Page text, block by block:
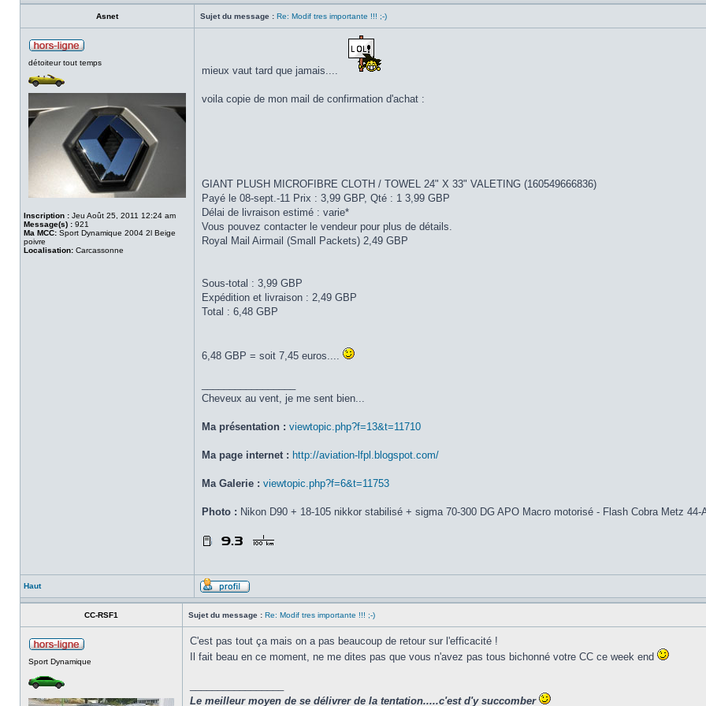
Asnet Sujet du message : Re: Modif tres importante !!! ;-)
détoiteur tout temps
Inscription : Jeu Août 25, 2011 12:24 am
Message(s) : 921
Ma MCC: Sport Dynamique 2004 2l Beige
poivre
Localisation: Carcassonne
mieux vaut tard que jamais....
voila copie de mon mail de confirmation d'achat :
GIANT PLUSH MICROFIBRE CLOTH / TOWEL 24" X 33" VALETING (160549666836)
Payé le 08-sept.-11 Prix : 3,99 GBP, Qté : 1 3,99 GBP
Délai de livraison estimé : varie*
Vous pouvez contacter le vendeur pour plus de détails.
Royal Mail Airmail (Small Packets) 2,49 GBP
Sous-total : 3,99 GBP
Expédition et livraison : 2,49 GBP
Total : 6,48 GBP
6,48 GBP = soit 7,45 euros....
Cheveux au vent, je me sent bien...
Ma présentation : viewtopic.php?f=13&t=11710
Ma page internet : http://aviation-lfpl.blogspot.com/
Ma Galerie : viewtopic.php?f=6&t=11753
Photo : Nikon D90 + 18-105 nikkor stabilisé + sigma 70-300 DG APO Macro motorisé - Flash Cobra Metz 44-
Haut
CC-RSF1 Sujet du message : Re: Modif tres importante !!! ;-)
Sport Dynamique
C'est pas tout ça mais on a pas beaucoup de retour sur l'efficacité !
Il fait beau en ce moment, ne me dites pas que vous n'avez pas tous bichonné votre CC ce week end
Le meilleur moyen de se délivrer de la tentation.....c'est d'y succomber